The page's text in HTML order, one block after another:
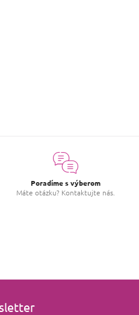
Poradíme s výberom
Máte otázku? Kontaktujte nás.